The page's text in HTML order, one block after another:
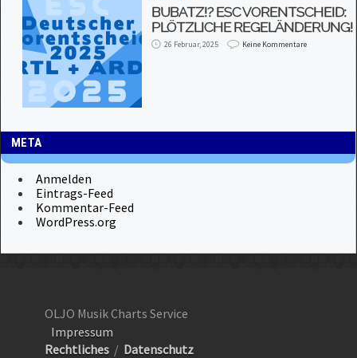
BUBATZ!? ESC VORENTSCHEID:
PLÖTZLICHE REGELÄNDERUNG!
26 Februar, 2025 Keine Kommentare
META
Anmelden
Eintrags-Feed
Kommentar-Feed
WordPress.org
OLJO Musik Charts Service
Impressum
Rechtliches / Datenschutz